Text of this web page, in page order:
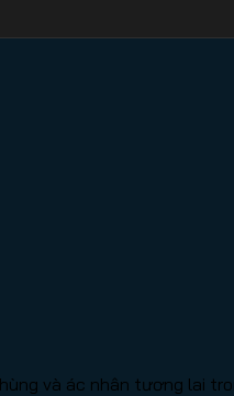
và ác nhân tương lai